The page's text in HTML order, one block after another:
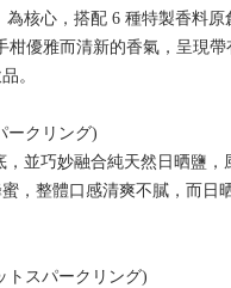
核心，搭配 6 種特製香料
優雅而清新的香氣，呈現帶
。
ークリング)
並巧妙融合純天然日晒鹽，
，整體口感清爽不膩，而日
スパークリング)